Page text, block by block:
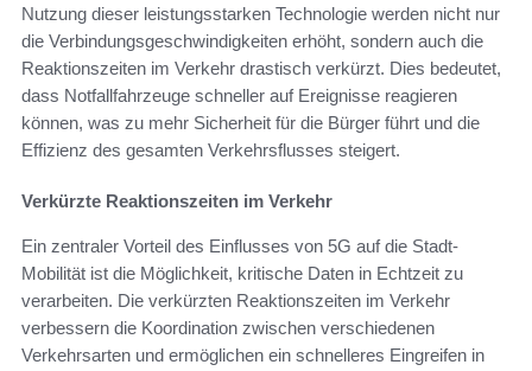
Nutzung dieser leistungsstarken Technologie werden nicht nur
die Verbindungsgeschwindigkeiten erhöht, sondern auch die
Reaktionszeiten im Verkehr drastisch verkürzt. Dies bedeutet,
dass Notfallfahrzeuge schneller auf Ereignisse reagieren
können, was zu mehr Sicherheit für die Bürger führt und die
Effizienz des gesamten Verkehrsflusses steigert.
Verkürzte Reaktionszeiten im Verkehr
Ein zentraler Vorteil des Einflusses von 5G auf die Stadt-
Mobilität ist die Möglichkeit, kritische Daten in Echtzeit zu
verarbeiten. Die verkürzten Reaktionszeiten im Verkehr
verbessern die Koordination zwischen verschiedenen
Verkehrsarten und ermöglichen ein schnelleres Eingreifen in